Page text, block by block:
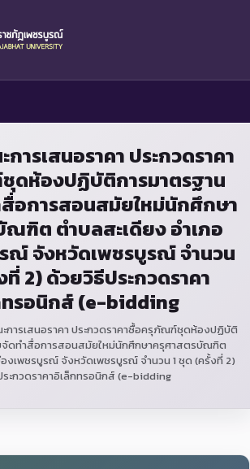
การเสนอราคา ประกวดราคา
ดห้องปฏิบัติการมาตรฐาน
อการสอนสมัยใหม่นักศึกษา
ฑิต ตำบลสะเดียง อำเภอ
ณ์ จังหวัดเพชรบูรณ์ จำนวน
ที่ 2) ด้วยวิธีประกวดราคา
ทรอนิกส์ (e-bidding
ะการเสนอราคา ประกวดราคาซื้อครุภัณฑ์ชุดห้องปฏิบัติ
จัดทำสื่อการสอนสมัยใหม่นักศึกษาครุศาสตรบัณฑิต
องเพชรบูรณ์ จังหวัดเพชรบูรณ์ จำนวน 1 ชุด (ครั้งที่ 2)
ะกวดราคาอิเล็กทรอนิกส์ (e-bidding